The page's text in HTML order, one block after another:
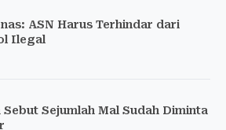
ASN Harus Terhindar dari
Ilegal
Sejumlah Mal Sudah Diminta